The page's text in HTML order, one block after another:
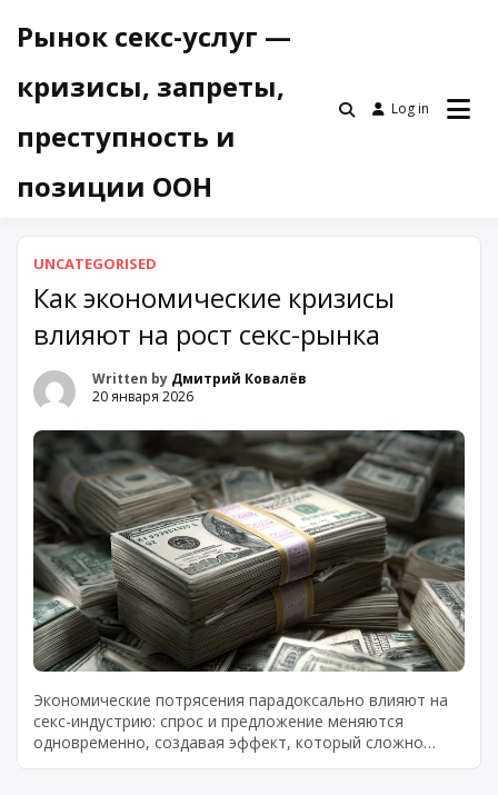
content
Рынок секс-услуг —
кризисы, запреты,
преступность и
позиции ООН
Log in
UNCATEGORISED
Как экономические кризисы
влияют на рост секс-рынка
Written by Дмитрий Ковалёв
20 января 2026
Экономические потрясения парадоксально влияют на
секс-индустрию: спрос и предложение меняются
одновременно, создавая эффект, который сложно